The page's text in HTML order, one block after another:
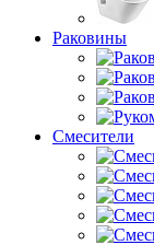
Раковины
Смесители